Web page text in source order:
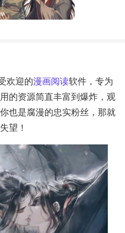
欢迎的漫画阅读软件，专为
的资源简直丰富到爆炸，观
也是腐漫的忠实粉丝，那就
望！